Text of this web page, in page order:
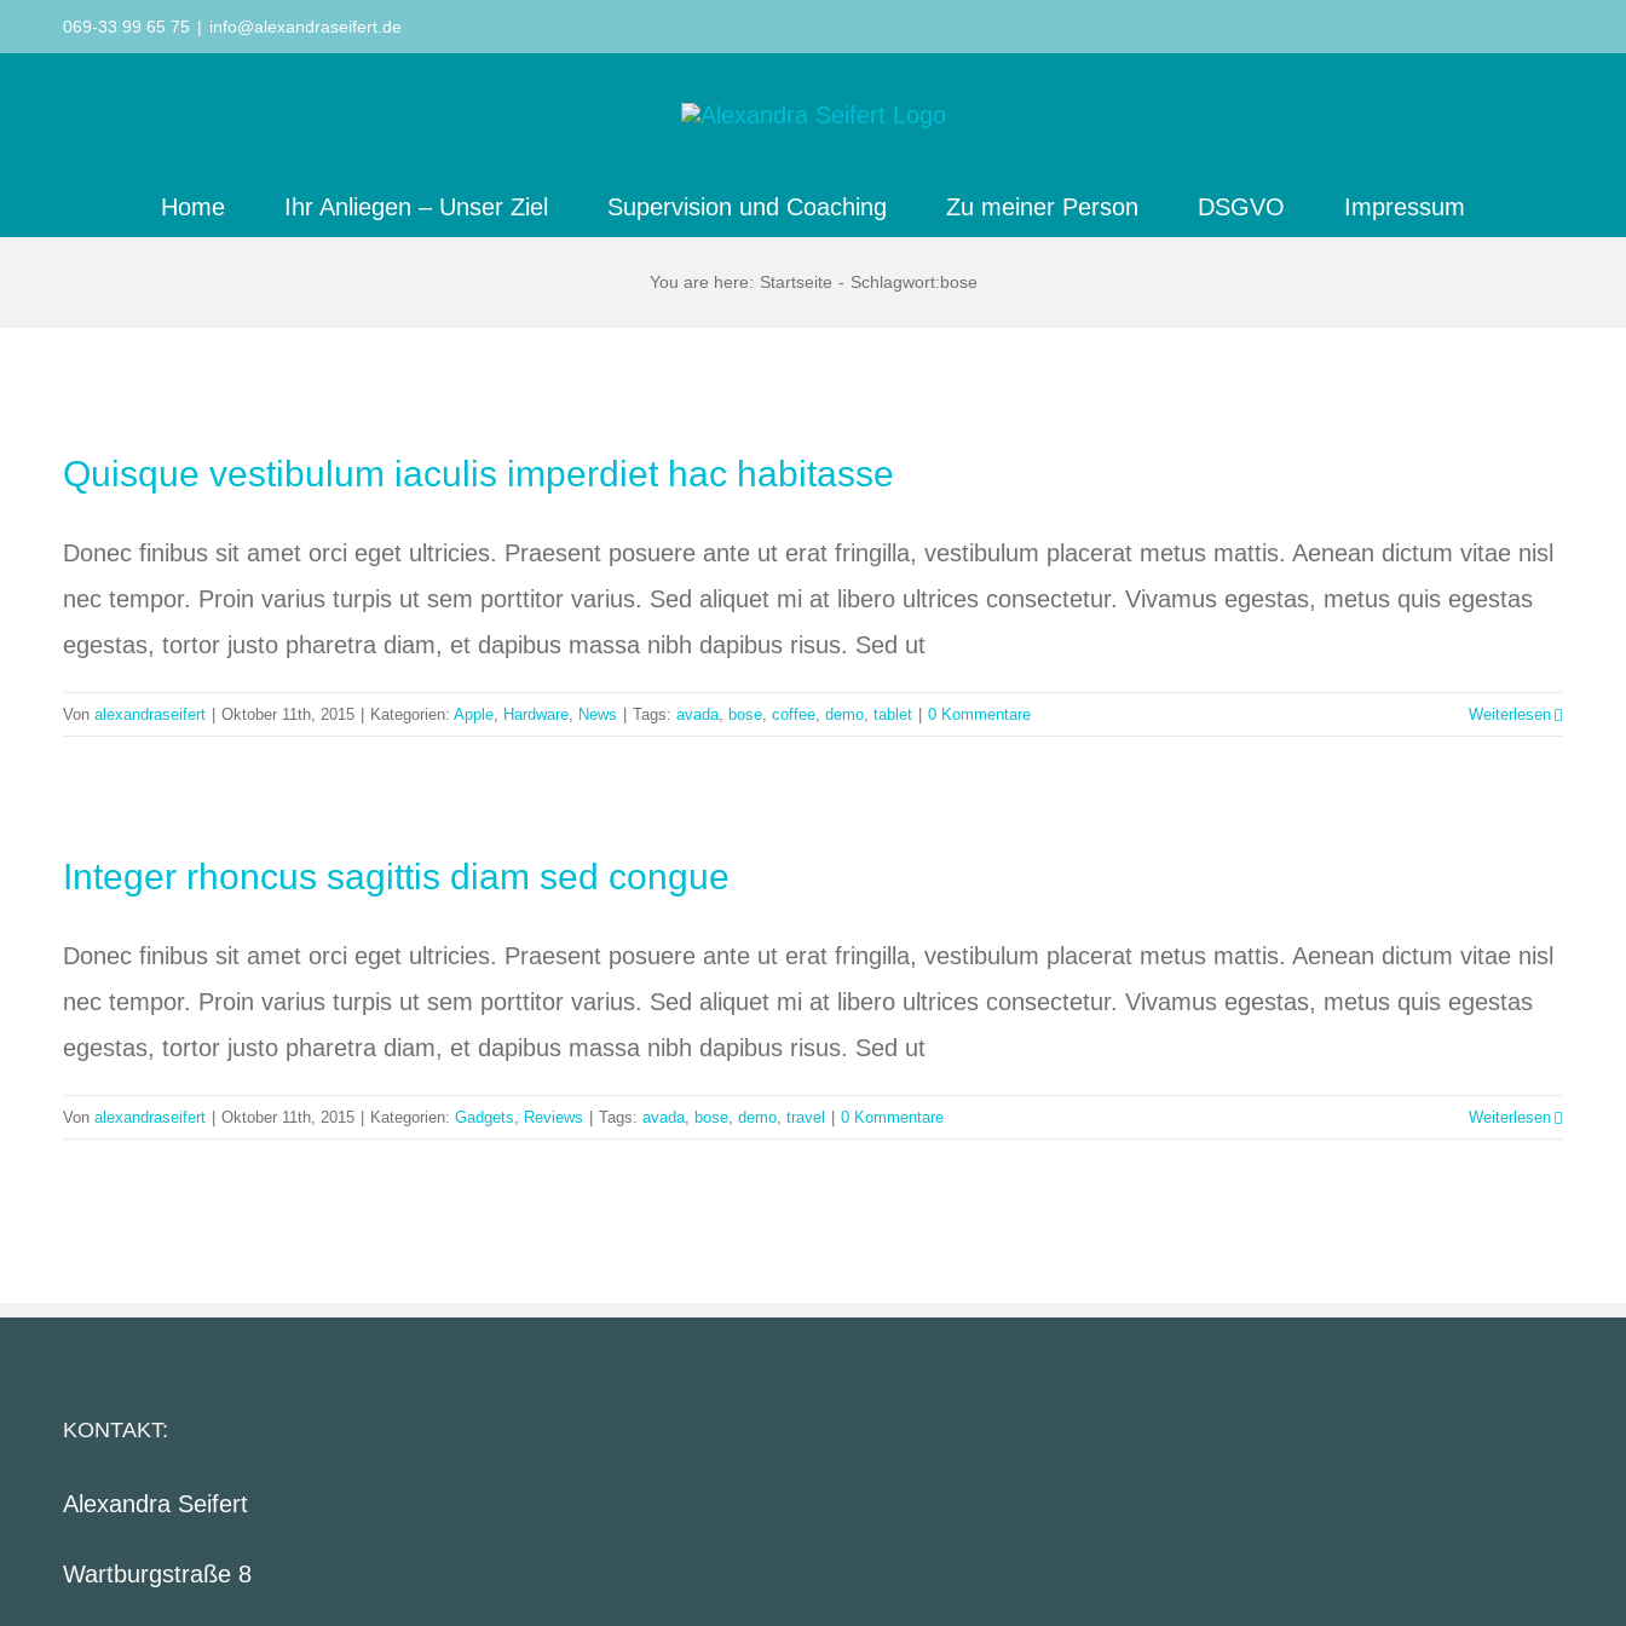
069-33 99 65 75 | info@alexandraseifert.de
Home Ihr Anliegen – Unser Ziel Supervision und Coaching Zu meiner Person DSGVO Impressum
You are here: Startseite - Schlagwort:bose
Quisque vestibulum iaculis imperdiet hac habitasse
Donec finibus sit amet orci eget ultricies. Praesent posuere ante ut erat fringilla, vestibulum placerat metus mattis. Aenean dictum vitae nisl
nec tempor. Proin varius turpis ut sem porttitor varius. Sed aliquet mi at libero ultrices consectetur. Vivamus egestas, metus quis egestas
egestas, tortor justo pharetra diam, et dapibus massa nibh dapibus risus. Sed ut
Von alexandraseifert Oktober 11th, 2015 Kategorien: Apple, Hardware, News Tags: avada, bose, coffee, demo, tablet 0 Kommentare Weiterlesen
Integer rhoncus sagittis diam sed congue
Donec finibus sit amet orci eget ultricies. Praesent posuere ante ut erat fringilla, vestibulum placerat metus mattis. Aenean dictum vitae nisl
nec tempor. Proin varius turpis ut sem porttitor varius. Sed aliquet mi at libero ultrices consectetur. Vivamus egestas, metus quis egestas
egestas, tortor justo pharetra diam, et dapibus massa nibh dapibus risus. Sed ut
Von alexandraseifert Oktober 11th, 2015 Kategorien: Gadgets, Reviews Tags: avada, bose, demo, travel 0 Kommentare Weiterlesen
KONTAKT:
Alexandra Seifert
Wartburgstraße 8